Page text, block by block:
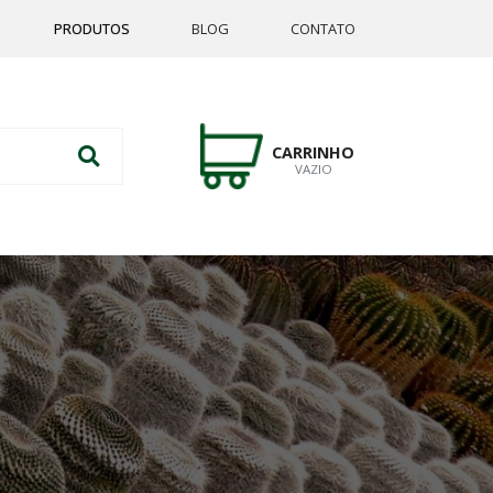
PRODUTOS BLOG CONTATO
CARRINHO
VAZIO